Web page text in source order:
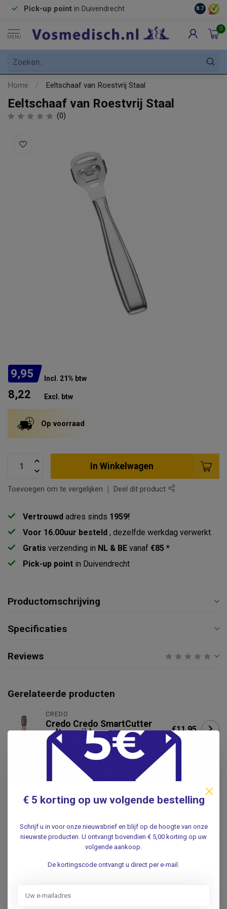
Pick-up point in Duivendrecht 8.7
MENU
0
Home / Eeltschaaf van Roestvrij Staal
Eeltschaaf van Roestvrij Staal
(0)
9,95 Incl. 21% btw
8,22 Excl. btw
Op voorraad
In Winkelwagen
Toevoegen om te vergelijken Deel dit product
Vertrouwd adres sinds 1959!
Voor 16.00uur besteld , dezelfde werkdag verwerkt.
Gratis verzending in NL & BE vanaf €85 *
Pick-up point in Duivendrecht
Productomschrijving
Specificaties
Reviews
Gerelateerde producten
CREDO
Credo Credo SmartCutter
eeltverwijderaar
€11,95
Eeltschaaf, Verchroomd met
Raspclip
€6,95
Kräuterhof Kräuterhof
Eeltbalsem - 250 ml
€6,95
Credo Credo SmartCutter
vervangingsclip - 2 stuks
€ 5 korting op uw volgende bestelling
Schrijf u in voor onze nieuwsbrief en blijf op de hoogte van onze
nieuwste producten. U ontvangt bovendien € 5,00 korting op uw
volgende aankoop.
De kortingscode ontvangt u direct per e-mail.